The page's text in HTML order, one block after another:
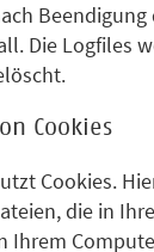
Beendigung
Die Logfiles
Cookies
Cookies.
die in
Ihrem